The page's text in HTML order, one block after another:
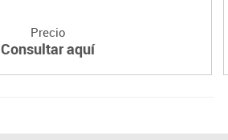
Precio
Consultar aquí